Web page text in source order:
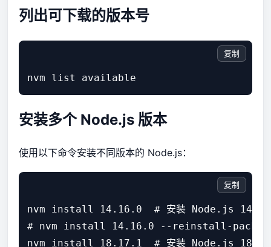
列出可下载的版本号
复制
安装多个 Node.js 版本
使用以下命令安装不同版本的 Node.js：
nvm install 14.16.0  # 安装 Node.js
# nvm install 14.16.0 --reinstall-
复制